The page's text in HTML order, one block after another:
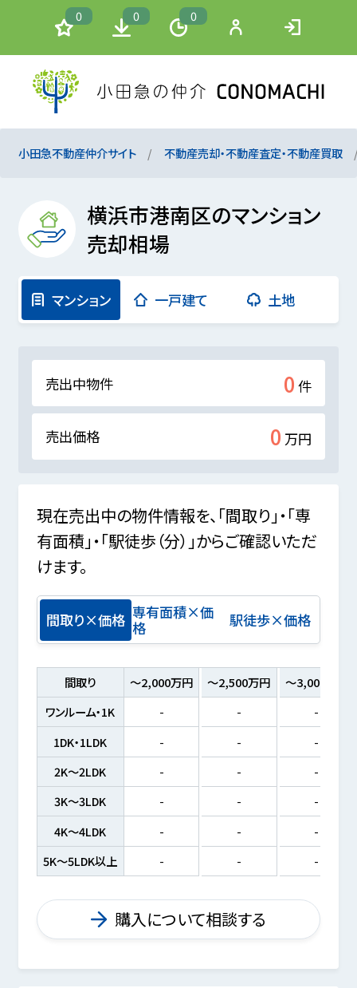
0 0 0
小田急不動産仲介サイト 不動産売却・不動産査定・不動産買取
横浜市港南区のマンション
売却相場
マンション 一戸建て 土地
売出中物件 0 件
売出価格 0 万円
現在売出中の物件情報を、「間取り」・「専
有面積」・「駅徒歩（分）」からご確認いただ
けます。
間取り×価格 専有面積×価
格
駅徒歩×価格
間取り
ワンルーム・1K
1DK・1LDK
2K～2LDK
3K～3LDK
4K～4LDK
5K～5LDK以上
～2,000万円
-
-
-
-
-
-
～2,500万円
-
-
-
-
-
-
～3,000万円
-
-
-
-
-
-
購入について相談する